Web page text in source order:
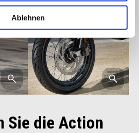
Ablehnen
Sie die Action